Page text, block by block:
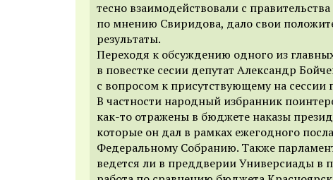
тесно взаимодействовали с
по мнению Свиридова, дало свои
результаты.
Переходя к обсуждению одного из
в повестке сесии депутат Александр
с вопросом к присутствующему на сессии
В частности народный избранник
как-то отражены в бюджете наказы
которые он дал в рамках ежегодного
Федеральному Собранию. Также
ведется ли в преддверии Универсиады в